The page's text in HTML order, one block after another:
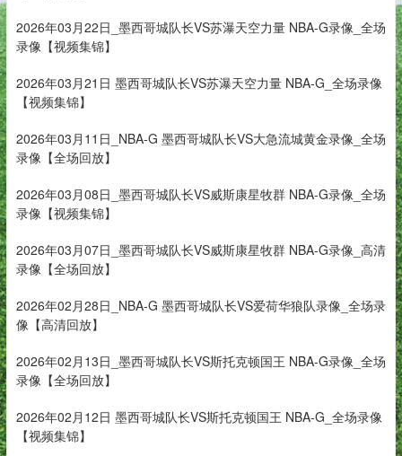
2026年03月22日_墨西哥城队长VS苏瀑天空力量 NBA-G录像_全场
录像【视频集锦】
2026年03月21日 墨西哥城队长VS苏瀑天空力量 NBA-G_全场录像
【视频集锦】
2026年03月11日_NBA-G 墨西哥城队长VS大急流城黄金录像_全场
录像【全场回放】
2026年03月08日_墨西哥城队长VS威斯康星牧群 NBA-G录像_全场
录像【视频集锦】
2026年03月07日_墨西哥城队长VS威斯康星牧群 NBA-G录像_高清
录像【全场回放】
2026年02月28日_NBA-G 墨西哥城队长VS爱荷华狼队录像_全场录
像【高清回放】
2026年02月13日_墨西哥城队长VS斯托克顿国王 NBA-G录像_全场
录像【全场回放】
2026年02月12日 墨西哥城队长VS斯托克顿国王 NBA-G_全场录像
【视频集锦】